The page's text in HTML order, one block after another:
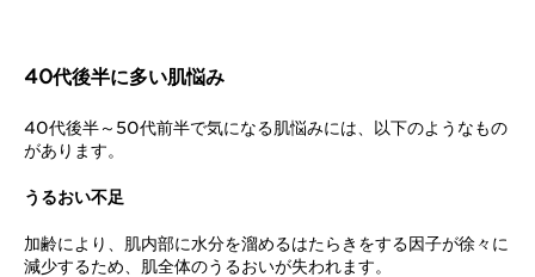
40代後半に多い肌悩み
40代後半～50代前半で気になる肌悩みには、以下のようなもの
があります。
うるおい不足
加齢により、肌内部に水分を溜めるはたらきをする因子が徐々に
減少するため、肌全体のうるおいが失われます。